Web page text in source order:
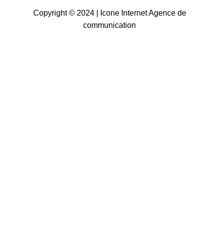
Copyright © 2024 |
Icone Internet Agence de
communication